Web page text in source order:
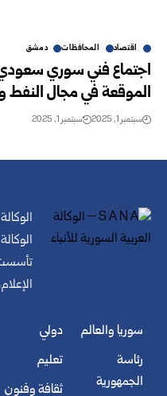
اقتصاد المحافظات دمشق
اجتماع فني سوري
الموقعة في مجال النفط
سبتمبر 1, 2025 سبتمبر 1, 2025
سوريا والعالم
رئاسة
الجمهورية
دولي
تعليم
ثقافة وفنون